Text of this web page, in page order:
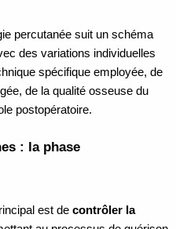
percutanée suit un schéma
des variations individuelles
spécifique employée, de
de la qualité osseuse du
postopératoire.
: la phase
est de contrôler la